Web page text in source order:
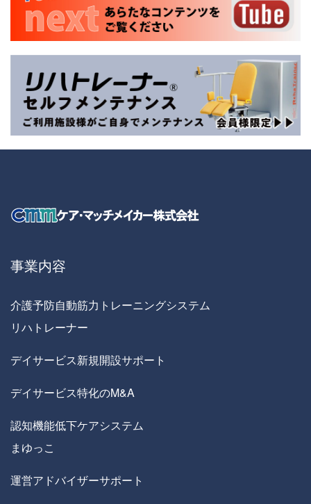
事業内容
介護予防自動筋力トレーニングシステム
リハトレーナー
デイサービス新規開設サポート
デイサービス特化のM&A
認知機能低下ケアシステム
まゆっこ
運営アドバイザーサポート